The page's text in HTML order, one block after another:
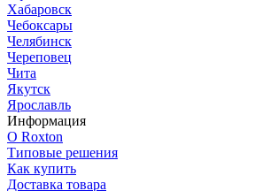
Хабаровск
Чебоксары
Челябинск
Череповец
Чита
Якутск
Ярославль
Информация
О Roxton
Типовые решения
Как купить
Доставка товара